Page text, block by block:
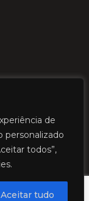
de
personalizado
todos”,
Aceitar tudo